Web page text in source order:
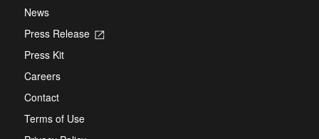
News
Press Release
Opens
Press Kit
Careers
Contact
Terms of Use